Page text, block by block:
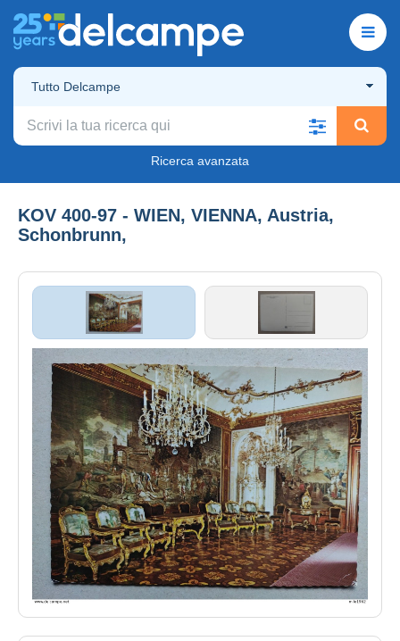
Tutto Delcampe
Ricerca avanzata
KOV 400-97 - WIEN, VIENNA, Austria,
Schonbrunn,